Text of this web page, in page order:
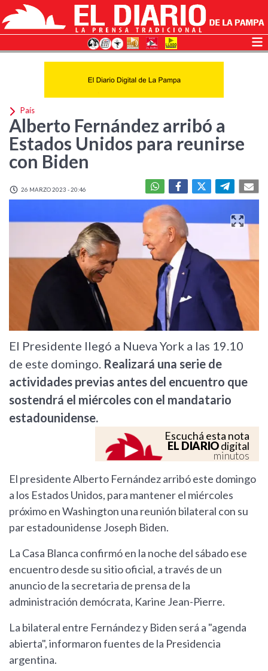
País
Alberto Fernández arribó a
Estados Unidos para reunirse
con Biden
26 MARZO 2023 - 20:46
El Presidente llegó a Nueva York a las 19.10
de este domingo. Realizará una serie de
actividades previas antes del encuentro que
sostendrá el miércoles con el mandatario
estadounidense.
Escuchá esta nota
EL DIARIOdigital
minutos
El presidente Alberto Fernández arribó este domingo
a los Estados Unidos, para mantener el miércoles
próximo en Washington una reunión bilateral con su
par estadounidense Joseph Biden.
La Casa Blanca confirmó en la noche del sábado ese
encuentro desde su sitio oficial, a través de un
anuncio de la secretaria de prensa de la
administración demócrata, Karine Jean-Pierre.
La bilateral entre Fernández y Biden será a "agenda
abierta", informaron fuentes de la Presidencia
argentina.